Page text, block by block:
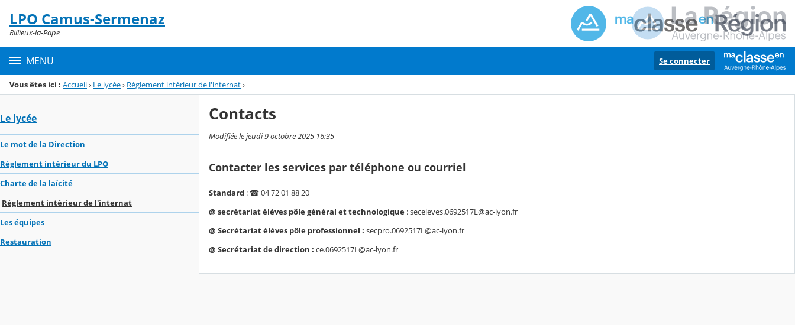
Menu de la rubrique
Contenu
LPO Camus-Sermenaz
Rillieux-la-Pape
MENU Se connecter
Vous êtes ici : Accueil› Le lycée› Règlement intérieur de l'internat›
Le lycée
Le mot de la Direction
Règlement intérieur du LPO
Charte de la laïcité
Règlement intérieur de l'internat
Les équipes
Restauration
Contacts
Modifiée le jeudi 9 octobre 2025 16:35
Contacter les services par téléphone ou courriel
Standard : ☎ 04 72 01 88 20
@ secrétariat élèves pôle général et technologique : seceleves.0692517L@ac-lyon.fr
@ Secrétariat élèves pôle professionnel : secpro.0692517L@ac-lyon.fr
@ Secrétariat de direction : ce.0692517L@ac-lyon.fr